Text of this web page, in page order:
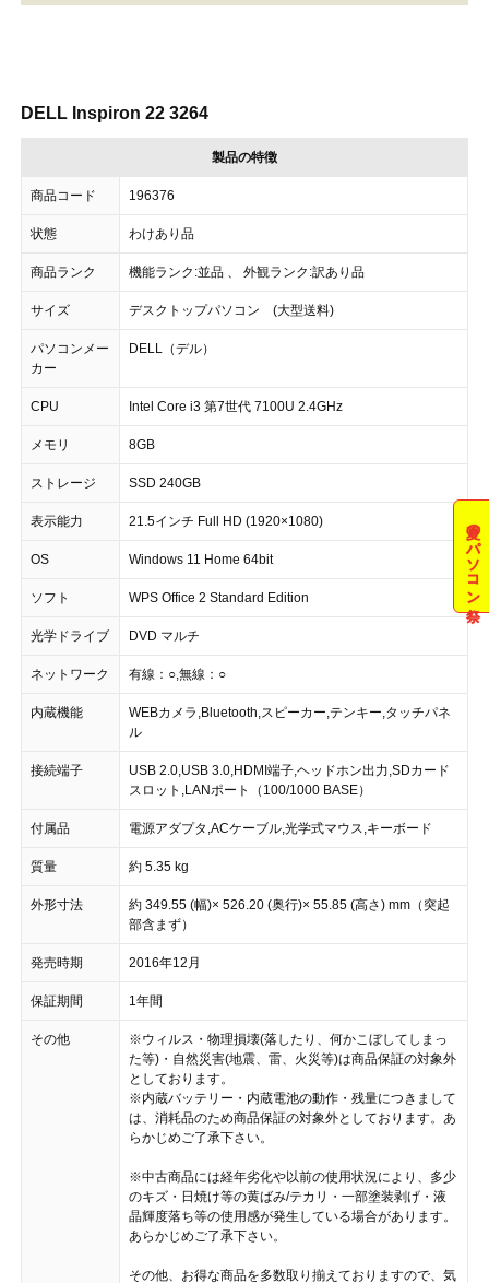
DELL Inspiron 22 3264
製品の特徴
商品コード 196376
状態 わけあり品
商品ランク 機能ランク:並品 、 外観ランク:訳あり品
サイズ デスクトップパソコン (大型送料)
パソコンメー
カー
DELL（デル）
CPU Intel Core i3 第7世代 7100U 2.4GHz
メモリ 8GB
ストレージ SSD 240GB
表示能力 21.5インチ Full HD (1920×1080)
OS Windows 11 Home 64bit
ソフト WPS Office 2 Standard Edition
光学ドライブ DVD マルチ
ネットワーク 有線：○,無線：○
内蔵機能
WEBカメラ,Bluetooth,スピーカー,テンキー,タッチパネ
ル
接続端子
USB 2.0,USB 3.0,HDMI端子,ヘッドホン出力,SDカード
スロット,LANポート（100/1000 BASE）
付属品 電源アダプタ,ACケーブル,光学式マウス,キーボード
質量 約 5.35 kg
外形寸法
約 349.55 (幅)× 526.20 (奥行)× 55.85 (高さ) mm（突起
部含まず）
発売時期 2016年12月
保証期間 1年間
その他
※ウィルス・物理損壊(落したり、何かこぼしてしまっ
た等)・自然災害(地震、雷、火災等)は商品保証の対象外
としております。
※内蔵バッテリー・内蔵電池の動作・残量につきまして
は、消耗品のため商品保証の対象外としております。あ
らかじめご了承下さい。
※中古商品には経年劣化や以前の使用状況により、多少
のキズ・日焼け等の黄ばみ/テカリ・一部塗装剥げ・液
晶輝度落ち等の使用感が発生している場合があります。
あらかじめご了承下さい。
その他、お得な商品を多数取り揃えておりますので、気
夏のパソコン祭